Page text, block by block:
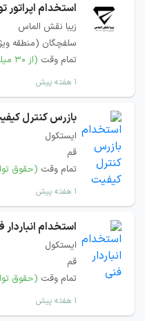
استخدام اپراتور
زیبا نقش الماس
سلفچگان (منطقه
تمام وقت (از ۳۰ میلیون به بالا)
۱ هفته پیش
بازرس کنترل
ایستکول
قم
تمام وقت (حقوق
۱ هفته پیش
استخدام انباردار
ایستکول
قم
تمام وقت (حقوق
۱ هفته پیش